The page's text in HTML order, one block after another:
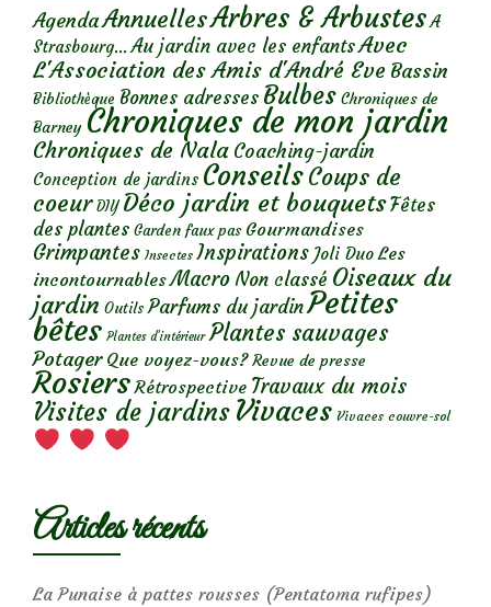
AgendaAnnuellesArbres & Arbustes A
Strasbourg... Au jardin avec les enfantsAvec
L'Association des Amis d'André Eve Bassin
Bibliothèque Bonnes adresses Bulbes Chroniques de
Barney Chroniques de mon jardin
Chroniques de Nala Coaching-jardin
Conception de jardins ConseilsCoups de
coeur DIY Déco jardin et bouquetsFêtes
des plantes Garden faux pas Gourmandises
Grimpantes Insectes Inspirations Joli Duo Les
incontournables Macro Non classé Oiseaux du
jardin Outils Parfums du jardinPetites
bêtes Plantes d’intérieur Plantes sauvages
Potager Que voyez-vous? Revue de presse
Rosiers Rétrospective Travaux du mois
Visites de jardins Vivaces Vivaces couvre-sol
Articles récents
La Punaise à pattes rousses (Pentatoma rufipes)